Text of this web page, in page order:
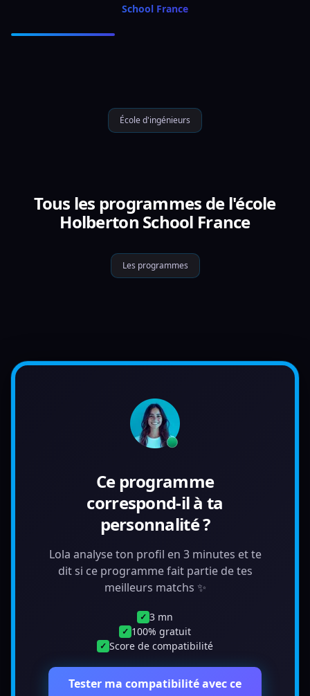
School France
École d'ingénieurs
Tous les programmes de l'école
Holberton School France
Les programmes
Ce programme
correspond-il à ta
personnalité ?
Lola analyse ton profil en 3 minutes et te
dit si ce programme fait partie de tes
meilleurs matchs ✨
✓ 3 mn
✓ 100% gratuit
✓ Score de compatibilité
Tester ma compatibilité avec ce